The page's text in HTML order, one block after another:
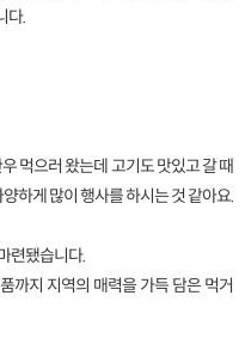
다.
먹으러 왔는데 고기도 맛있고 갈 때
하게 많이 행사를 하시는 것 같아요.
련됐습니다.
까지 지역의 매력을 가득 담은 먹거